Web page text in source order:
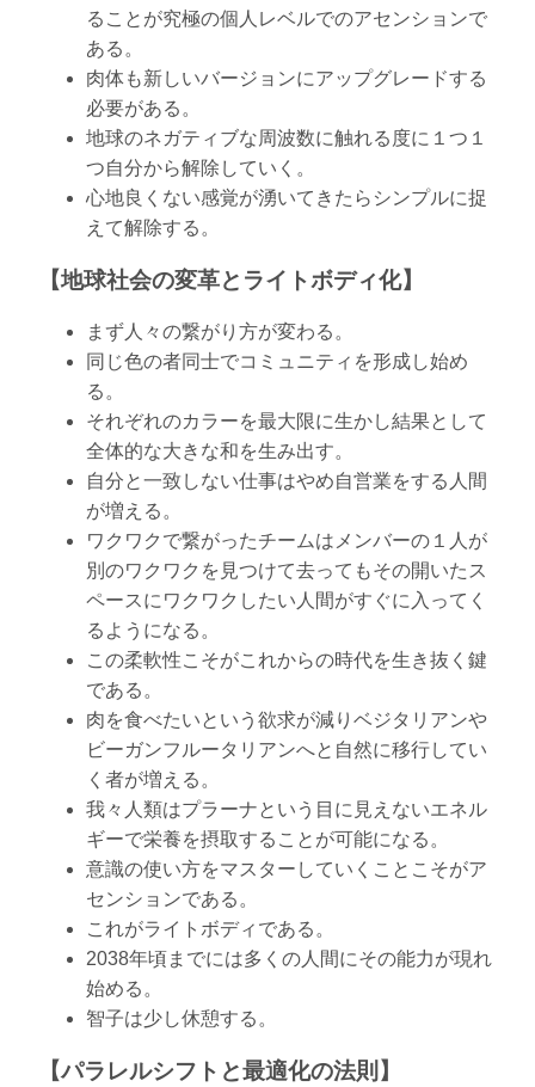
ることが究極の個人レベルでのアセンションで
ある。
肉体も新しいバージョンにアップグレードする
必要がある。
地球のネガティブな周波数に触れる度に１つ１
つ自分から解除していく。
心地良くない感覚が湧いてきたらシンプルに捉
えて解除する。
【地球社会の変革とライトボディ化】
まず人々の繋がり方が変わる。
同じ色の者同士でコミュニティを形成し始め
る。
それぞれのカラーを最大限に生かし結果として
全体的な大きな和を生み出す。
自分と一致しない仕事はやめ自営業をする人間
が増える。
ワクワクで繋がったチームはメンバーの１人が
別のワクワクを見つけて去ってもその開いたス
ペースにワクワクしたい人間がすぐに入ってく
るようになる。
この柔軟性こそがこれからの時代を生き抜く鍵
である。
肉を食べたいという欲求が減りベジタリアンや
ビーガンフルータリアンへと自然に移行してい
く者が増える。
我々人類はプラーナという目に見えないエネル
ギーで栄養を摂取することが可能になる。
意識の使い方をマスターしていくことこそがア
センションである。
これがライトボディである。
2038年頃までには多くの人間にその能力が現れ
始める。
智子は少し休憩する。
【パラレルシフトと最適化の法則】